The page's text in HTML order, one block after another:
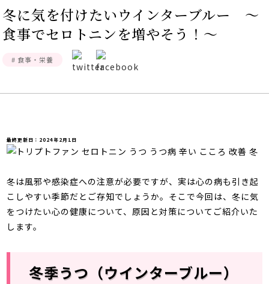
館内3Dマップ
冬に気を付けたいウインターブルー ～
食事でセロトニンを増やそう！～
# 食事・栄養
最終更新日：2024年2月1日
冬は風邪や感染症への注意が必要ですが、実は心の病も引き起
こしやすい季節だとご存知でしょうか。そこで今回は、冬に気
をつけたい心の健康について、原因と対策についてご紹介いた
します。
冬季うつ（ウインターブルー）